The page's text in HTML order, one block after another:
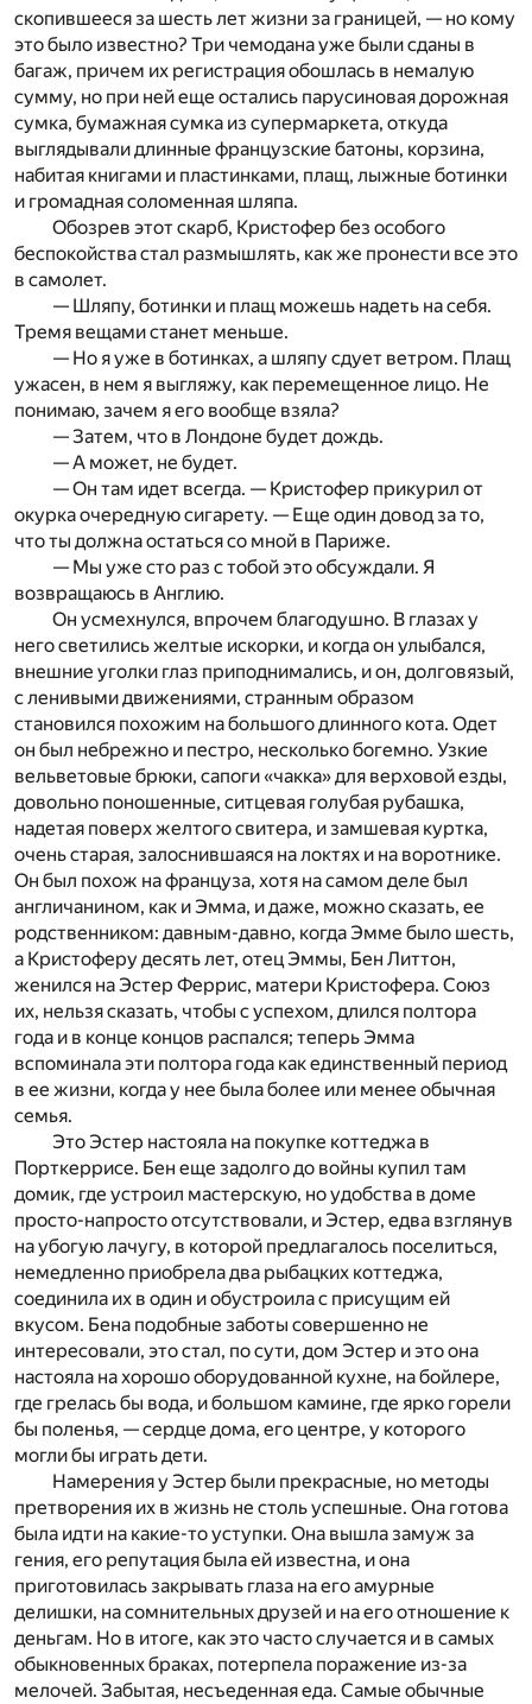
скопившееся за шесть лет жизни за границей, — но кому
это было известно? Три чемодана уже были сданы в
багаж, причем их регистрация обошлась в немалую
сумму, но при ней еще остались парусиновая дорожная
сумка, бумажная сумка из супермаркета, откуда
выглядывали длинные французские батоны, корзина,
набитая книгами и пластинками, плащ, лыжные ботинки
и громадная соломенная шляпа.
Обозрев этот скарб, Кристофер без особого
беспокойства стал размышлять, как же пронести все это
в самолет.
— Шляпу, ботинки и плащ можешь надеть на себя.
Тремя вещами станет меньше.
— Но я уже в ботинках, а шляпу сдует ветром. Плащ
ужасен, в нем я выгляжу, как перемещенное лицо. Не
понимаю, зачем я его вообще взяла?
— Затем, что в Лондоне будет дождь.
— А может, не будет.
— Он там идет всегда. — Кристофер прикурил от
окурка очередную сигарету. — Еще один довод за то,
что ты должна остаться со мной в Париже.
— Мы уже сто раз с тобой это обсуждали. Я
возвращаюсь в Англию.
Он усмехнулся, впрочем благодушно. В глазах у
него светились желтые искорки, и когда он улыбался,
внешние уголки глаз приподнимались, и он, долговязый,
с ленивыми движениями, странным образом
становился похожим на большого длинного кота. Одет
он был небрежно и пестро, несколько богемно. Узкие
вельветовые брюки, сапоги «чакка» для верховой езды,
довольно поношенные, ситцевая голубая рубашка,
надетая поверх желтого свитера, и замшевая куртка,
очень старая, залоснившаяся на локтях и на воротнике.
Он был похож на француза, хотя на самом деле был
англичанином, как и Эмма, и даже, можно сказать, ее
родственником: давным-давно, когда Эмме было шесть,
а Кристоферу десять лет, отец Эммы, Бен Литтон,
женился на Эстер Феррис, матери Кристофера. Союз
их, нельзя сказать, чтобы с успехом, длился полтора
года и в конце концов распался; теперь Эмма
вспоминала эти полтора года как единственный период
в ее жизни, когда у нее была более или менее обычная
семья.
Это Эстер настояла на покупке коттеджа в
Порткеррисе. Бен еще задолго до войны купил там
домик, где устроил мастерскую, но удобства в доме
просто-напросто отсутствовали, и Эстер, едва взглянув
на убогую лачугу, в которой предлагалось поселиться,
немедленно приобрела два рыбацких коттеджа,
соединила их в один и обустроила с присущим ей
вкусом. Бена подобные заботы совершенно не
интересовали, это стал, по сути, дом Эстер и это она
настояла на хорошо оборудованной кухне, на бойлере,
где грелась бы вода, и большом камине, где ярко горели
бы поленья, — сердце дома, его центре, у которого
могли бы играть дети.
Намерения у Эстер были прекрасные, но методы
претворения их в жизнь не столь успешные. Она готова
была идти на какие-то уступки. Она вышла замуж за
гения, его репутация была ей известна, и она
приготовилась закрывать глаза на его амурные
делишки, на сомнительных друзей и на его отношение к
деньгам. Но в итоге, как это часто случается и в самых
обыкновенных браках, потерпела поражение из-за
мелочей. Забытая, несъеденная еда. Самые обычные